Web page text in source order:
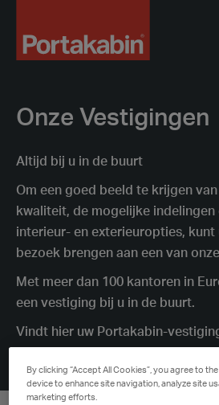
Onze Vestigingen
Altijd bij u in de buurt
Om een goed beeld te krijgen
kwaliteit, de mogelijke
interieur- en exterieuropties, kunt
bezoek brengen aan een van
Met meer dan 100 kantoren in
een vestiging bij u in de buurt.
Vindt hier uw Portakabin-
By clicking “Accept All Cookies”, you agree to
device to enhance site navigation, analyze site
marketing efforts.